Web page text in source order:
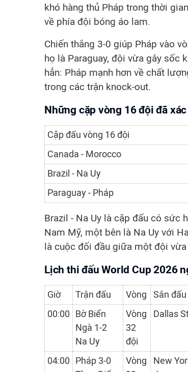
khó hàng thủ Pháp trong thời
về phía đội bóng áo lam.
Chiến thắng 3-0 giúp Pháp vào
họ là Paraguay, đội vừa gây
hẳn: Pháp mạnh hơn về chất
trong các trận knock-out.
Những cặp vòng 16 đội đã
Cặp đấu vòng 16 đội
Canada - Morocco
Brazil - Na Uy
Paraguay - Pháp
Brazil - Na Uy là cặp đấu có sức
Nam Mỹ, một bên là Na Uy với
là cuộc đối đầu giữa một đội
Lịch thi đấu World Cup 2026
Giờ Trận đấu Vòng Sân đấu
00:00 Bờ Biển
Ngà 1-2
Na Uy
Vòng
32
đội
Dallas
04:00 Pháp 3-0
Vòng
New